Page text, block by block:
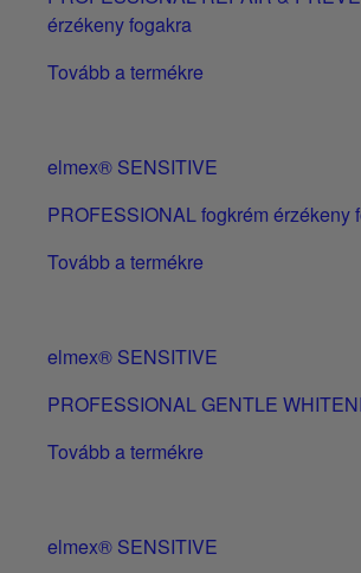
érzékeny fogakra
Tovább a termékre
elmex® SENSITIVE
PROFESSIONAL fogkrém érzékeny
Tovább a termékre
elmex® SENSITIVE
PROFESSIONAL GENTLE
Tovább a termékre
elmex® SENSITIVE